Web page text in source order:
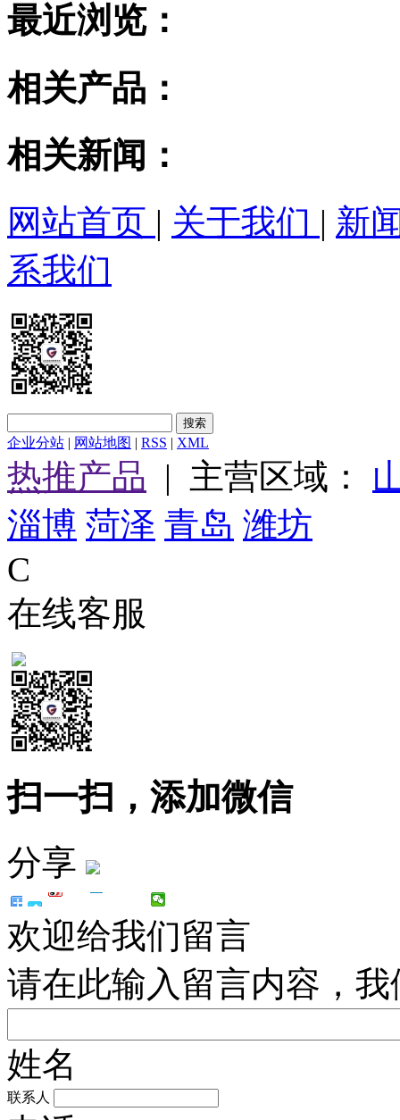
最近浏览：
相关产品：
相关新闻：
网站首页 | 关于我们 | 新
系我们
企业分站 | 网站地图 | RSS | XML
热推产品 | 主营区域：
淄博 菏泽 青岛 潍坊
C
在线客服
扫一扫，添加微信
分享
欢迎给我们留言
请在此输入留言内容，
姓名
联系人